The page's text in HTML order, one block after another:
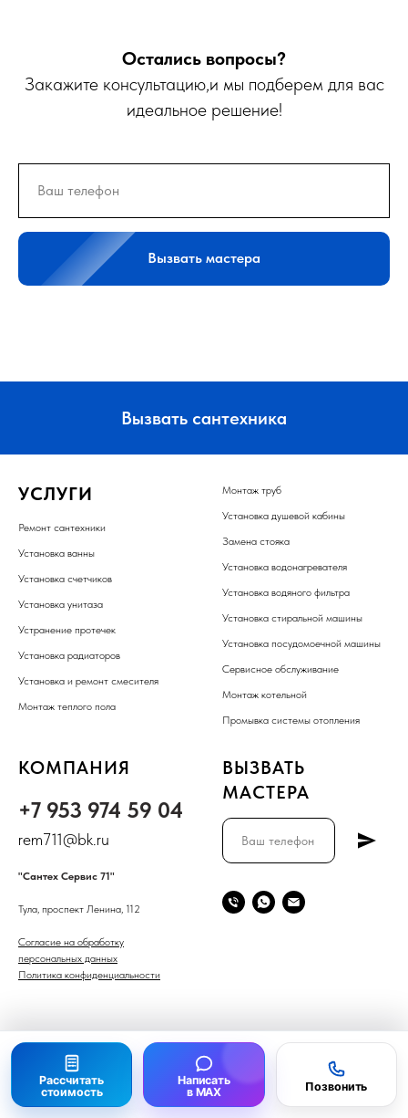
Остались вопросы?
Закажите консультацию,и мы подберем для вас
идеальное решение!
Вызвать мастера
Вызвать сантехника
УСЛУГИ
Ремонт сантехники
Установка ванны
Установка счетчиков
Установка унитаза
Устранение протечек
Установка радиаторов
Установка и ремонт смесителя
Монтаж теплого пола
Монтаж труб
Установка душевой кабины
Замена стояка
Установка водонагревателя
Установка водяного фильтра
Установка стиральной машины
Установка посудомоечной машины
Сервисное обслуживание
Монтаж котельной
Промывка системы отопления
КОМПАНИЯ
+7 953 974 59 04
rem711@bk.ru
"Сантех Сервис 71"
Тула, проспект Ленина, 112
Согласие на обработку
персональных данных
Политика конфиденциальности
ВЫЗВАТЬ
МАСТЕРА
© 2026 Сантех Сервис 71 Разработка сайтов:
Мы используем
сайт был удобнее.
Принять
Рассчитать
стоимость
Написать
в MAX
Позвонить